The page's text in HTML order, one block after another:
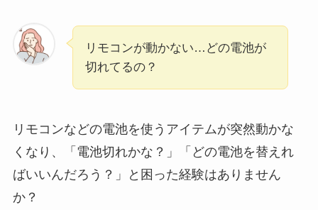
リモコンが動かない…どの電池が
切れてるの？
リモコンなどの電池を使うアイテムが突然動かな
くなり、「電池切れかな？」「どの電池を替えれ
ばいいんだろう？」と困った経験はありません
か？